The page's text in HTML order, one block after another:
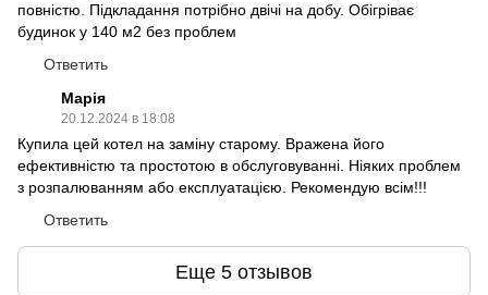
повністю. Підкладання потрібно двічі на добу. Обігріває
будинок у 140 м2 без проблем
Ответить
Марія
20.12.2024 в 18:08
Купила цей котел на заміну старому. Вражена його
ефективністю та простотою в обслуговуванні. Ніяких проблем
з розпалюванням або експлуатацією. Рекомендую всім!!!
Ответить
Еще 5 отзывов